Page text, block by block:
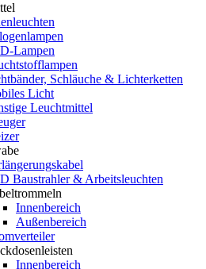
Lampen
Schläuche & Lichterketten
Licht
Leuchtmittel
Baustrahler & Arbeitsleuchten
Innenbereich
Außenbereich
Innenbereich